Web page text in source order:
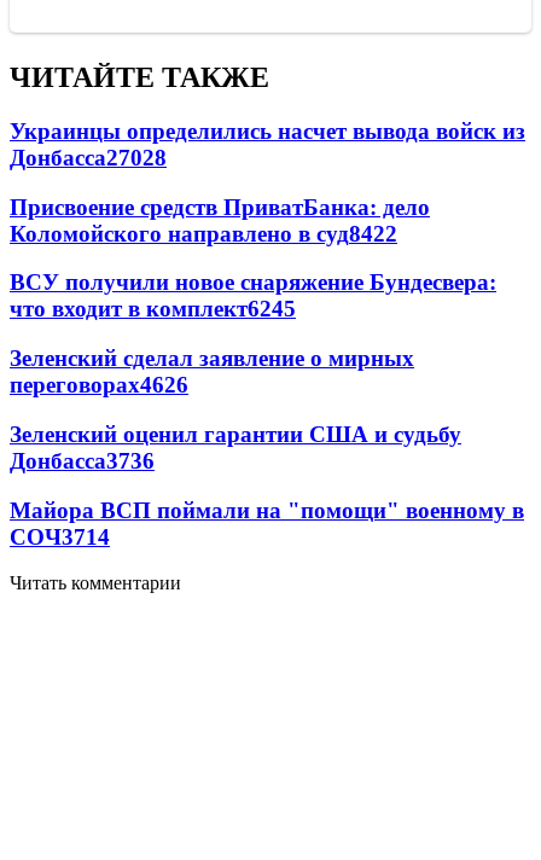
ЧИТАЙТЕ ТАКЖЕ
Украинцы определились насчет вывода войск из
Донбасса27028
Присвоение средств ПриватБанка: дело
Коломойского направлено в суд8422
ВСУ получили новое снаряжение Бундесвера:
что входит в комплект6245
Зеленский сделал заявление о мирных
переговорах4626
Зеленский оценил гарантии США и судьбу
Донбасса3736
Майора ВСП поймали на "помощи" военному в
СОЧ3714
Читать комментарии